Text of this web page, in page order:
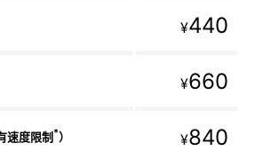
¥440
¥660
速度限制*） ¥840